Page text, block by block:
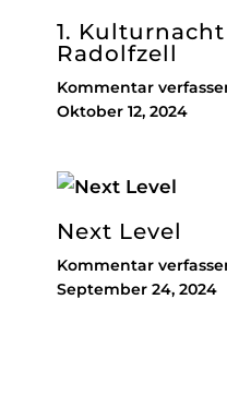
1.
Radolfzell
Kommentar
Oktober 12, 2024
Next Level
Kommentar
September 24, 2024